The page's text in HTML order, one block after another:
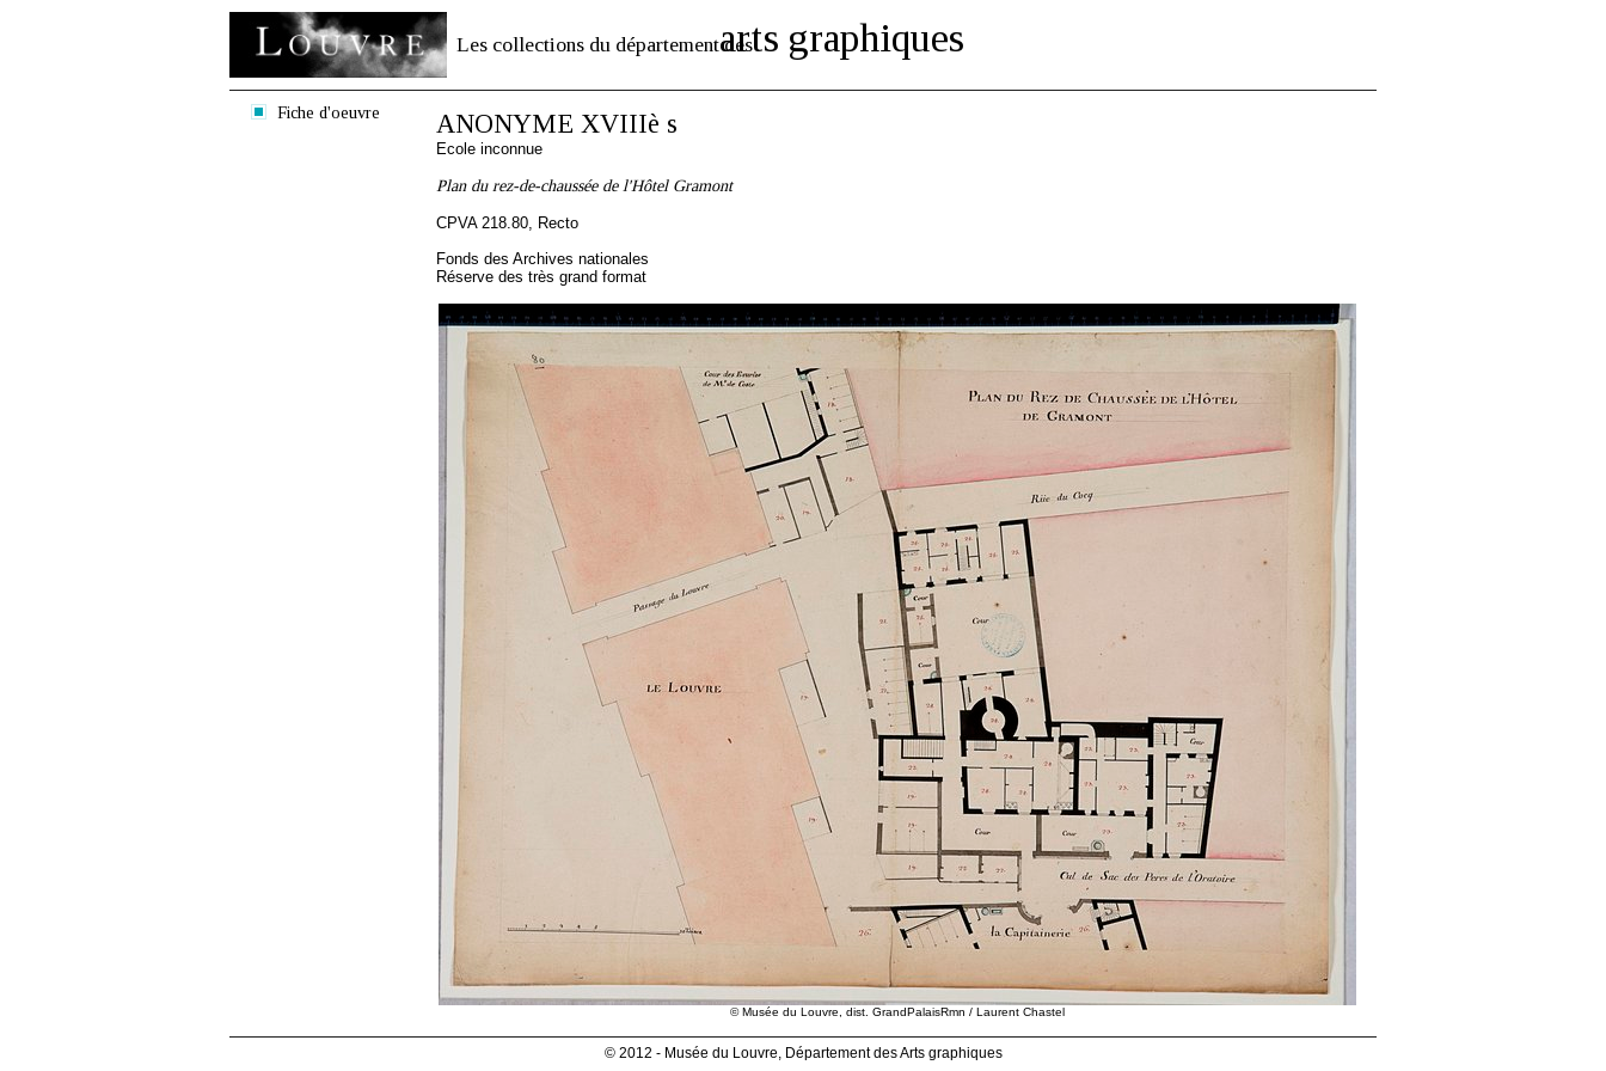
Les collections du département desarts graphiques
Fiche d'oeuvre ANONYME XVIIIè s
Ecole inconnue
Plan du rez-de-chaussée de l'Hôtel Gramont
CPVA 218.80, Recto
Fonds des Archives nationales
Réserve des très grand format
© Musée du Louvre, dist. GrandPalaisRmn / Laurent Chastel
© 2012 - Musée du Louvre, Département des Arts graphiques